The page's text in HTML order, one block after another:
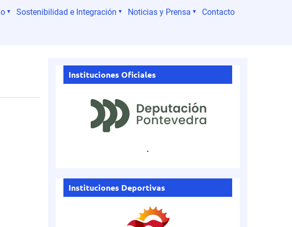
Sostenibilidad e Integración Noticias y Prensa
Contacto
Instituciones Oficiales
.
Instituciones Deportivas